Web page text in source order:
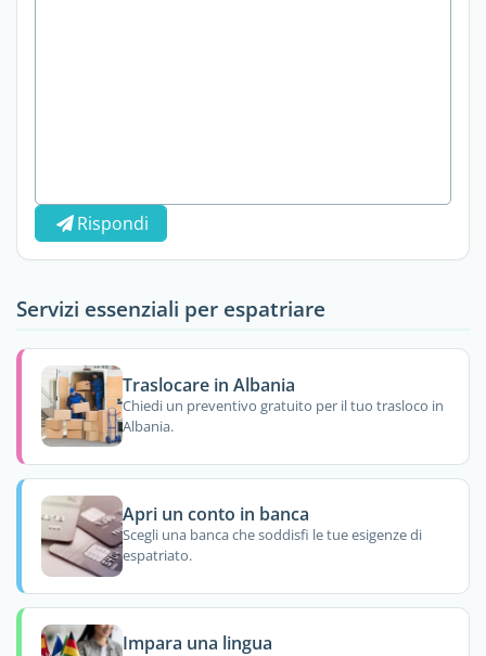
Rispondi
Servizi essenziali per espatriare
Traslocare in Albania
Chiedi un preventivo gratuito per il tuo trasloco in
Albania.
Apri un conto in banca
Scegli una banca che soddisfi le tue esigenze di
espatriato.
Impara una lingua